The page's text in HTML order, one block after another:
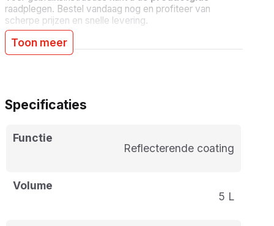
raadplegen. Bestel vandaag nog en profiteer van
scherpe prijzen en snelle levering.
Toon meer
Specificaties
Functie
Reflecterende coating
Volume
5 L